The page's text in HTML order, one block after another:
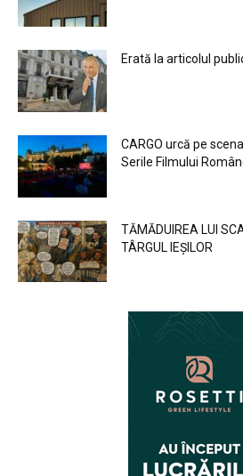
Erată la articolul
CARGO urcă pe
Serile Filmului
TĂMĂDUIREA LUI
TÂRGUL IEȘILOR